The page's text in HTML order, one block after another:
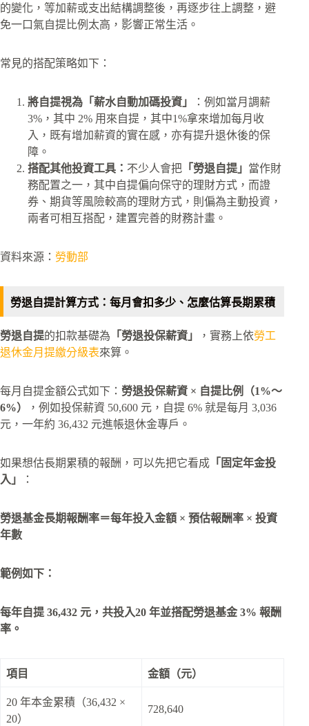
的變化，等加薪或支出結構調整後，再逐步往上調整，避
免一口氣自提比例太高，影響正常生活。​
常見的搭配策略如下：
將自提視為「薪水自動加碼投資」
：例如當月調薪
3%，其中 2% 用來自提，其中1%拿來增加每月收
入，既有增加薪資的實在感，亦有提升退休後的保
障。​
搭配其他投資工具： 不少人會把 「勞退自提」 當作財
務配置之一，其中自提偏向保守的理財方式，而證
券、期貨等風險較高的理財方式，則偏為主動投資，
兩者可相互搭配，建置完善的財務計畫。​
資料來源： 勞動部
勞退自提計算方式：每月會扣多少、怎麼估算長期累積
勞退自提的扣款基礎為 「勞退投保薪資」 ，實務上依勞工
退休金月提繳分級表來算。​
每月自提金額公式如下： 勞退投保薪資 × 自提比例（1%～
6%）
，例如投保薪資 50,600 元，自提 6% 就是每月 3,036
元，一年約 36,432 元進帳退休金專戶。​
如果想估長期累積的報酬，可以先把它看成 「固定年金投
入」
：
勞退基金長期報酬率＝每年投入金額 × 預估報酬率 × 投資
年數
範例如下：
每年自提 36,432 元，共投入20 年並搭配勞退基金 3% 報酬
率。
項目 金額（元）
20 年本金累積（36,432 ×
20）
728,640